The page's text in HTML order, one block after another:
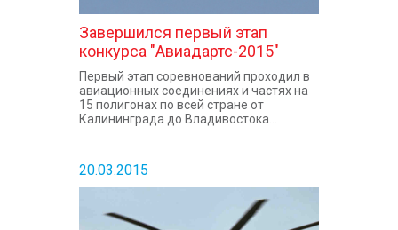
Завершился первый этап
конкурса "Авиадартс-2015"
Первый этап соревнований проходил в
авиационных соединениях и частях на
15 полигонах по всей стране от
Калининграда до Владивостока...
20.03.2015